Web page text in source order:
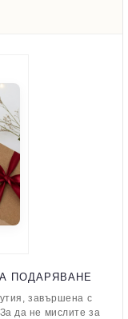
ПОДАРЯВАНЕ
завършена с
да не мислите за